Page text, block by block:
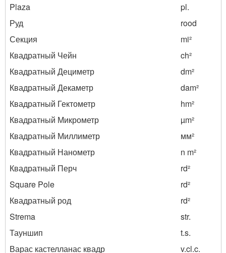
Plaza
pl.
Руд
rood
Секция
mi²
Квадратный Чейн
ch²
Квадратный Дециметр
dm²
Квадратный Декаметр
dam²
Квадратный Гектометр
hm²
Квадратный Микрометр
µm²
Квадратный Миллиметр
мм²
Квадратный Нанометр
n m²
Квадратный Перч
rd²
Square Pole
rd²
Квадратный род
rd²
Strema
str.
Тауншип
t.s.
Варас кастелланас квадр
v.cl.c.